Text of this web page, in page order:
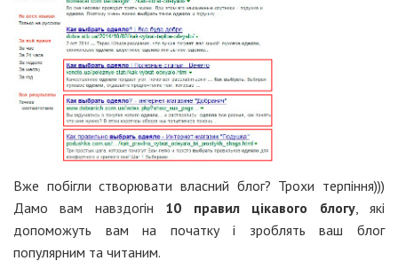
Вже побігли створювати власний блог? Трохи терпіння)))
Дамо вам навздогін 10 правил цікавого блогу, які
допоможуть вам на початку і зроблять ваш блог
популярним та читаним.